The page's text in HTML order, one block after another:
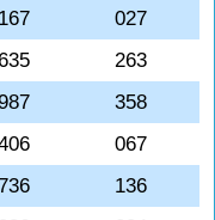
027
263
358
067
136